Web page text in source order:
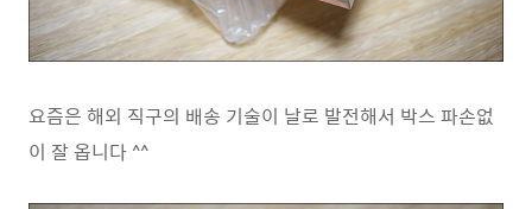
요즘은 해외 직구의 배송 기술이 날로 발전해서 박스 파손없
이 잘 옵니다 ^^